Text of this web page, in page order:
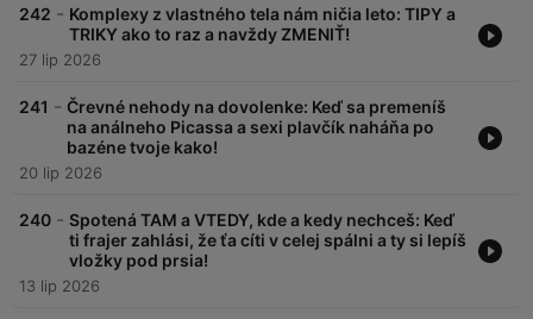
242 - Komplexy z vlastného tela nám ničia leto: TIPY a
TRIKY ako to raz a navždy ZMENIŤ!
27 lip 2026
241 - Črevné nehody na dovolenke: Keď sa premeníš
na análneho Picassa a sexi plavčík naháňa po
bazéne tvoje kako!
20 lip 2026
240 - Spotená TAM a VTEDY, kde a kedy nechceš: Keď
ti frajer zahlási, že ťa cíti v celej spálni a ty si lepíš
vložky pod prsia!
13 lip 2026